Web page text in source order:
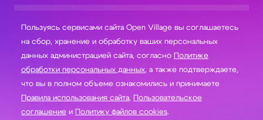
Пользуясь сервисами сайта Open Village вы соглашаетесь
на сбор, хранение и обработку ваших персональных
данных администрацией сайта, согласно
Политике
обработки персональных данных, а также подтверждаете,
что вы в полном объеме ознакомились и принимаете
Правила использования сайта,
Пользовательское
соглашение и Политику файлов cookies.